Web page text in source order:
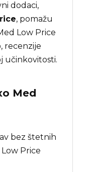
dodaci,
, pomažu
Low Price
recenzije
učinkovitosti.
Med
bez štetnih
Price